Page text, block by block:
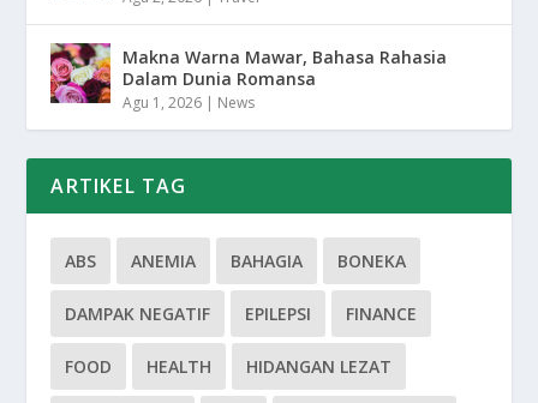
Makna Warna Mawar, Bahasa Rahasia
Dalam Dunia Romansa
Agu 1, 2026 News
ARTIKEL TAG
ABS ANEMIA BAHAGIA BONEKA
DAMPAK NEGATIF EPILEPSI FINANCE
FOOD HEALTH HIDANGAN LEZAT